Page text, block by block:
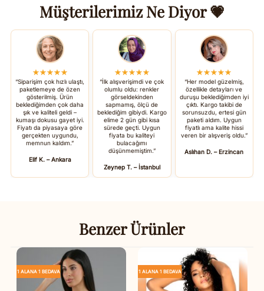
Müşterilerimiz Ne Diyor 💗
★★★★★
“Siparişim çok hızlı ulaştı,
paketlemeye de özen
gösterilmiş. Ürün
beklediğimden çok daha
şık ve kaliteli geldi –
kumaşı dokusu gayet iyi.
Fiyatı da piyasaya göre
gerçekten uygundu,
memnun kaldım.”
Elif K. – Ankara
★★★★★
“İlk alışverişimdi ve çok
olumlu oldu: renkler
görseldekinden
sapmamış, ölçü de
beklediğim gibiydi. Kargo
elime 2 gün gibi kısa
sürede geçti. Uygun
fiyata bu kaliteyi
bulacağımı
düşünmemiştim.”
Zeynep T. – İstanbul
★★★★★
“Her model güzelmiş,
özellikle detayları ve
duruşu beklediğimden iyi
çıktı. Kargo takibi de
sorunsuzdu, ertesi gün
paketi aldım. Uygun
fiyatlı ama kalite hissi
veren bir alışveriş oldu.”
Aslıhan D. – Erzincan
Benzer Ürünler
1 ALANA 1 BEDAVA 1 ALANA 1 BEDAVA